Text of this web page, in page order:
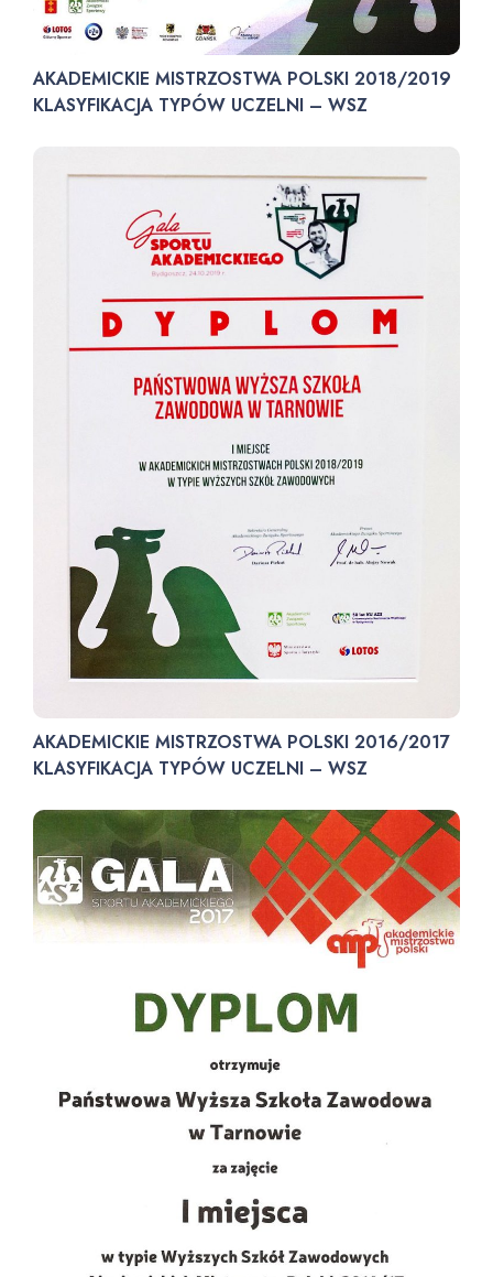
AKADEMICKIE MISTRZOSTWA POLSKI 2018/2019
KLASYFIKACJA TYPÓW UCZELNI – WSZ
AKADEMICKIE MISTRZOSTWA POLSKI 2016/2017
KLASYFIKACJA TYPÓW UCZELNI – WSZ